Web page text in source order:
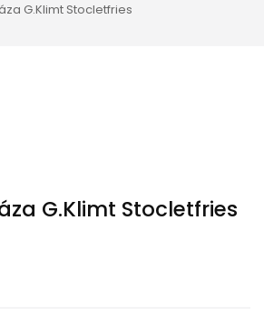
G.Klimt Stocletfries
G.Klimt Stocletfries